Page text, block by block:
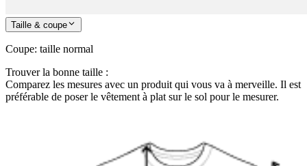
Taille & coupe
Coupe: taille normal
Trouver la bonne taille :
Comparez les mesures avec un produit qui vous va à merveille. Il est
préférable de poser le vêtement à plat sur le sol pour le mesurer.